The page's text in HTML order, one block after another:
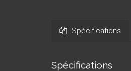
Spécifications
Spécifications